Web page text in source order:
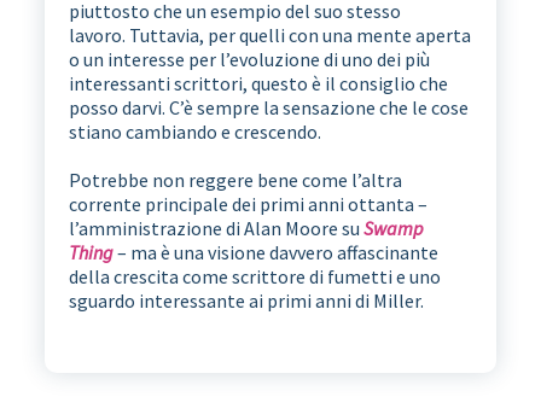
piuttosto che un esempio del suo stesso
lavoro. Tuttavia, per quelli con una mente aperta
o un interesse per l’evoluzione di uno dei più
interessanti scrittori, questo è il consiglio che
posso darvi. C’è sempre la sensazione che le cose
stiano cambiando e crescendo.
Potrebbe non reggere bene come l’altra
corrente principale dei primi anni ottanta –
l’amministrazione di Alan Moore su Swamp
Thing– ma è una visione davvero affascinante
della crescita come scrittore di fumetti e uno
sguardo interessante ai primi anni di Miller.